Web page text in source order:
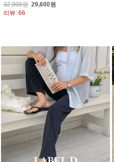
32,900원 29,600원
리뷰: 66